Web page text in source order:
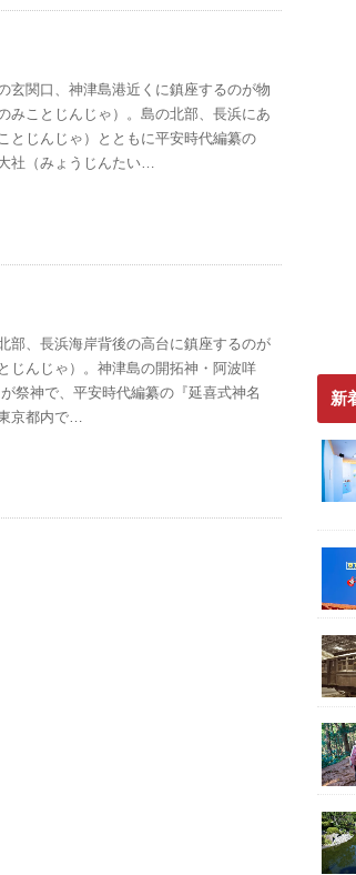
玄関口、神津島港近くに鎮座するのが物
みことじんじゃ）。島の北部、長浜にあ
とじんじゃ）とともに平安時代編纂の
社（みょうじんたい…
部、長浜海岸背後の高台に鎮座するのが
じんじゃ）。神津島の開拓神・阿波咩
祭神で、平安時代編纂の『延喜式神名
京都内で…
新